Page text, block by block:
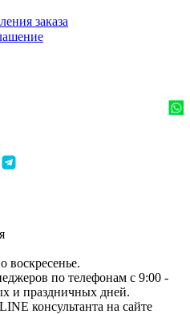
заказа
воскресенье.
по телефонам с 9:00 -
и праздничных дней.
консультанта на сайте